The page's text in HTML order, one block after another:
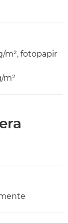
m², fotopapir
m²